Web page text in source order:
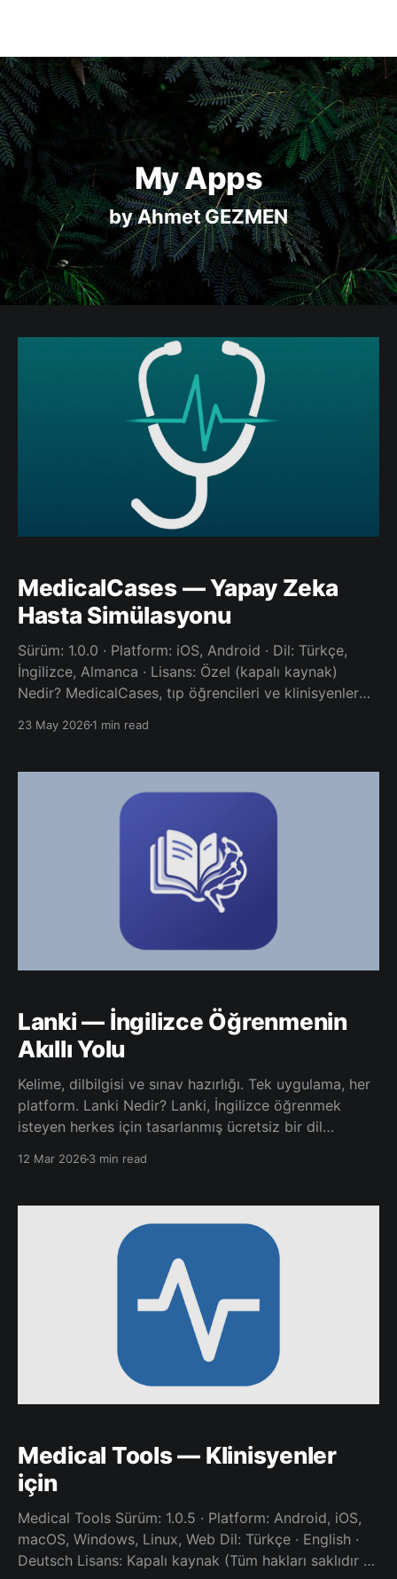
My Apps
by Ahmet GEZMEN
MedicalCases — Yapay Zeka
Hasta Simülasyonu
Sürüm: 1.0.0 · Platform: iOS, Android · Dil: Türkçe,
İngilizce, Almanca · Lisans: Özel (kapalı kaynak)
Nedir? MedicalCases, tıp öğrencileri ve klinisyenler
uygulamasıdır. Gerçekçi klinik vakalar üzerinden
alabilir, muayene bulguları isteyebilir, tetkik
sonuçlarını yorumlayabilir ve tanı
23 May 20261 min read
Lanki — İngilizce Öğrenmenin
Akıllı Yolu
Kelime, dilbilgisi ve sınav hazırlığı. Tek uygulama, her
platform. Lanki Nedir? Lanki, İngilizce öğrenmek
isteyen herkes için tasarlanmış ücretsiz bir dil
çalışır; öğrenme hızınız
12 Mar 20263 min read
Medical Tools — Klinisyenler
için
Medical Tools Sürüm: 1.0.5 · Platform: Android, iOS,
macOS, Windows, Linux, Web Dil: Türkçe · English ·
Deutsch Lisans: Kapalı kaynak (Tüm hakları saklıdır ©